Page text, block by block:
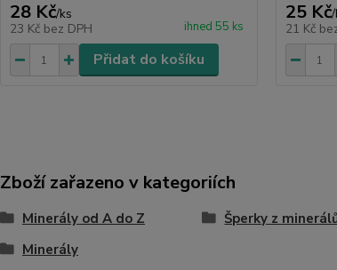
28 Kč/ks
23 Kč bez DPH ihned 55 ks
Přidat do košíku
25 Kč/
21 Kč
Zboží zařazeno v kategoriích
Minerály od A do Z Šperky z
Minerály